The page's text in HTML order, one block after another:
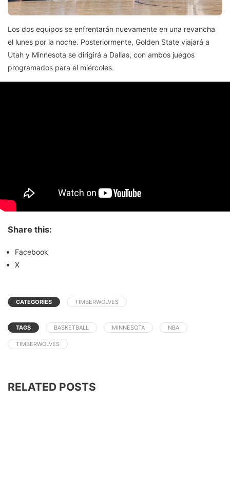
Los dos equipos se enfrentarán nuevamente en una revancha
el lunes por la noche. Posteriormente, Golden State viajará a
Utah y Minnesota se dirigirá a Dallas, con ambos juegos
programados para el miércoles.
Share this:
Facebook
X
CATEGORIES TIMBERWOLVES
TAGS BASKETBALL MINNESOTA NBA
TIMBERWOLVES
RELATED POSTS